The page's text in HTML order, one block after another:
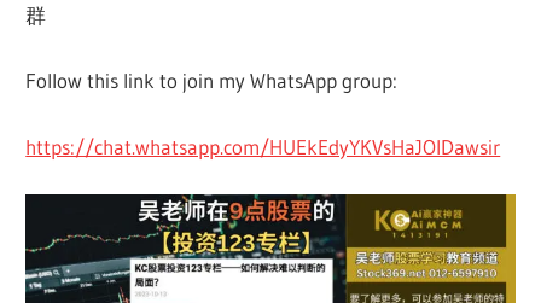
群
Follow this link to join my WhatsApp group:
https://chat.whatsapp.com/HUEkEdyYKVsHaJOIDawsir